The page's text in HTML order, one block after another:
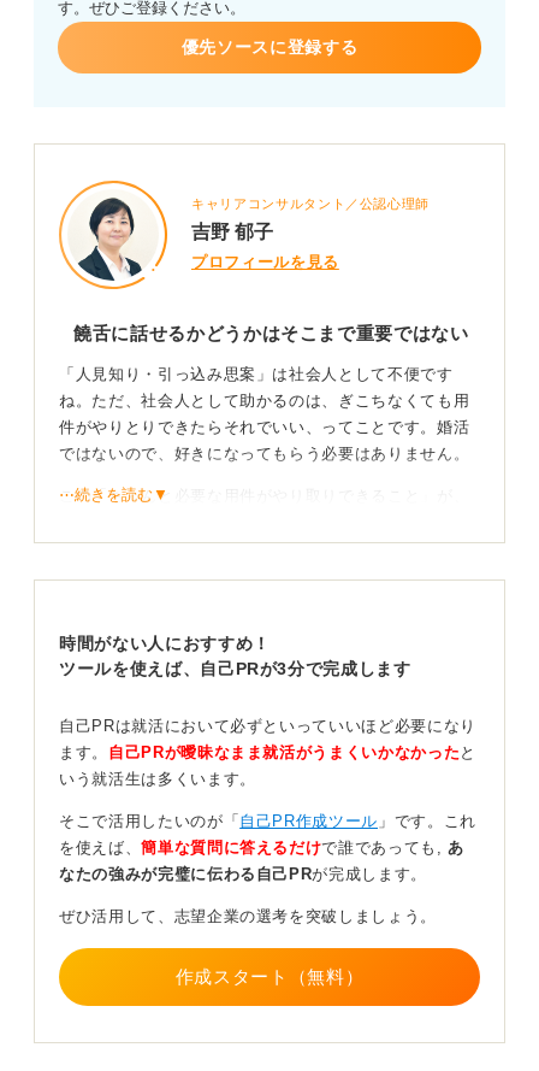
す。ぜひご登録ください。
優先ソースに登録する
キャリアコンサルタント／公認心理師
吉野 郁子
プロフィールを見る
饒舌に話せるかどうかはそこまで重要ではない
「人見知り・引っ込み思案」は社会人として不便です
ね。ただ、社会人として助かるのは、ぎこちなくても用
件がやりとりできたらそれでいい、ってことです。婚活
ではないので、好きになってもらう必要はありません。
この「ちゃんと必要な用件がやり取りできること」が、
人見知りであれば「傾聴力」を鍛えよう
経済産業省が作成した「社会人基礎力」という、キャリ
ア教育のベースにされている枠組みでは、コミュニケー
れています。
その内訳として、「発信力：自分の意見をわかりやすく
伝える力」「傾聴力：相手の意見を丁寧に聴く力」「柔
軟性：意見の違いや立場の違いを理解する力」の3つに整
理されています。
この3つの中では、どれが取り組みやすいですか。3つと
もを兼ね備えた人間にはそうそうすぐにはなれないの
人見知りさんにおすすめは、「傾聴力」です。聞き上手
さんがいると、集団の雰囲気も良くなります。まずは
⋯続きを読む▼
時間がない人におすすめ！
ツールを使えば、自己PRが3分で完成します
自己PRは就活において必ずといっていいほど必要になり
ます。 自己PRが曖昧なまま就活がうまくいかなかった と
いう就活生は多くいます。
そこで活用したいのが「 自己PR作成ツール 」です。これ
を使えば、簡単な質問に答えるだけで誰であっても, あ
なたの強みが完璧に伝わる自己PRが完成します。
ぜひ活用して、志望企業の選考を突破しましょう。
作成スタート（無料）